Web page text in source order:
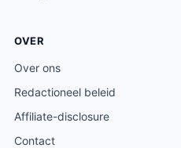
OVER
Over ons
Redactioneel beleid
Affiliate-disclosure
Contact